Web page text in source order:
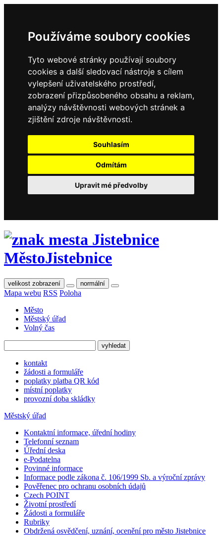
Používáme soubory cookies
Tyto webové stránky používají soubory
cookies a další sledovací nástroje s cílem
vylepšení uživatelského prostředí,
zobrazení přizpůsobeného obsahu a reklam,
analýzy návštěvnosti webových stránek a
zjištění zdroje návštěvnosti.
Souhlasím
Odmítám
Upravit mé předvolby
MěstoJistebnice
velikost zobrazení normální
Mapa webu RSS Poloha
Město
Městský úřad
Volný čas
kontakt
žádosti a formuláře
poplatky platba QR kód
místní poplatky
provozní doba skládky
Městský úřad
Kontaktní informace, úřední hodiny
Telefonní seznam
Úřední deska
e-Podatelna
Povinné informace
Informace podle zákona č. 106/1999 Sb. a výroční zprávy
Pověřenec pro ochranu osobních údajů
Czech POINT
Životní prostředí
Žádosti a formuláře
Rubriky
Obdržená osvědčení, uznání, ocenění pro město Jistebnice